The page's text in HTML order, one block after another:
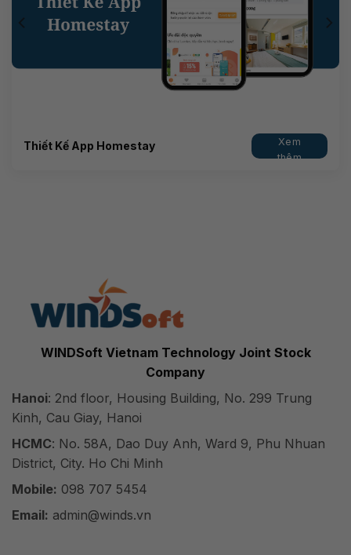
Thiết Kế App Homestay
Xem
thêm
WINDSoft Vietnam Technology Joint Stock
Company
Hanoi: 2nd floor, Housing Building, No. 299 Trung
Kinh, Cau Giay, Hanoi
HCMC: No. 58A, Dao Duy Anh, Ward 9, Phu Nhuan
District, City. Ho Chi Minh
Mobile: 098 707 5454
Email: admin@winds.vn